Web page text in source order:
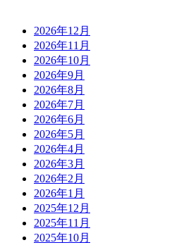
2026年12月
2026年11月
2026年10月
2026年9月
2026年8月
2026年7月
2026年6月
2026年5月
2026年4月
2026年3月
2026年2月
2026年1月
2025年12月
2025年11月
2025年10月